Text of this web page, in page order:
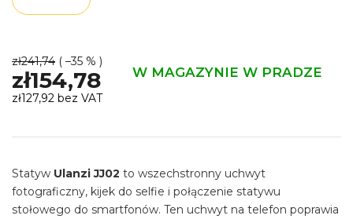
zł241,74 ( –35 % )
zł154,78 W MAGAZYNIE W PRADZE
zł127,92 bez VAT
jednostkowa:
Statyw Ulanzi JJ02 to wszechstronny uchwyt
fotograficzny, kijek do selfie i połączenie statywu
stołowego do smartfonów. Ten uchwyt na telefon poprawia